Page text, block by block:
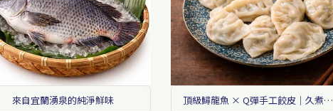
來自宜蘭湧泉的純淨鮮味
頂級鱘龍魚 × Q彈手工餃皮｜久煮不